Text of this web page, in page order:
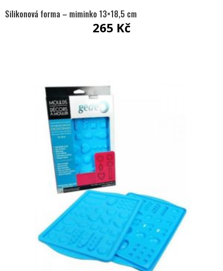
Silikonová forma – miminko 13×18,5 cm
265 Kč